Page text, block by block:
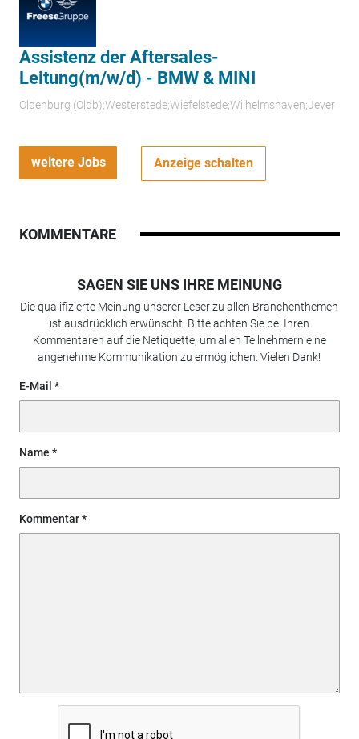
Assistenz der Aftersales-
Leitung(m/w/d) - BMW & MINI
Oldenburg (Oldb);Westerstede;Wiefelstede;Wilhelmshaven;Jever
weitere Jobs Anzeige schalten
KOMMENTARE
SAGEN SIE UNS IHRE MEINUNG
Die qualifizierte Meinung unserer Leser zu allen Branchenthemen
ist ausdrücklich erwünscht. Bitte achten Sie bei Ihren
Kommentaren auf die Netiquette, um allen Teilnehmern eine
angenehme Kommunikation zu ermöglichen. Vielen Dank!
E-Mail
Name
Kommentar